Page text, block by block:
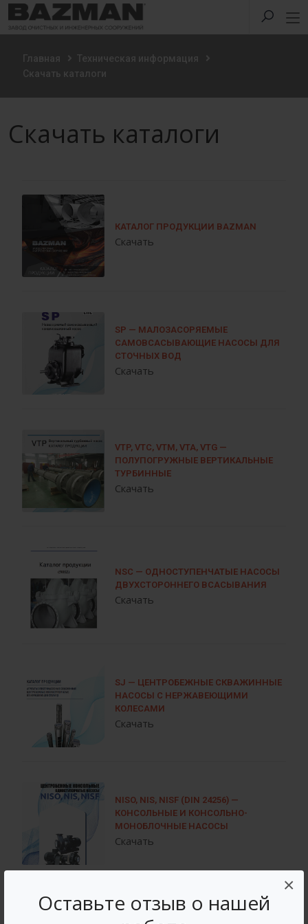
Оставьте отзыв о нашей
×
Главная
Техническая информация
Скачать каталоги
Скачать каталоги
КАТАЛОГ ПРОДУКЦИИ BAZMAN
Скачать
SP — МАЛОЗАСОРЯЕМЫЕ
САМОВСАСЫВАЮЩИЕ НАСОСЫ ДЛЯ
СТОЧНЫХ ВОД
Скачать
VTP, VTC, VTM, VTA, VTG —
ПОЛУПОГРУЖНЫЕ ВЕРТИКАЛЬНЫЕ
ТУРБИННЫЕ
Скачать
NSC — ОДНОСТУПЕНЧАТЫЕ НАСОСЫ
ДВУХСТОРОННЕГО ВСАСЫВАНИЯ
Скачать
SJ — ЦЕНТРОБЕЖНЫЕ СКВАЖИННЫЕ
НАСОСЫ С НЕРЖАВЕЮЩИМИ
КОЛЕСАМИ
Скачать
NISO, NIS, NISF (DIN 24256) —
КОНСОЛЬНЫЕ И КОНСОЛЬНО-
МОНОБЛОЧНЫЕ НАСОСЫ
Скачать